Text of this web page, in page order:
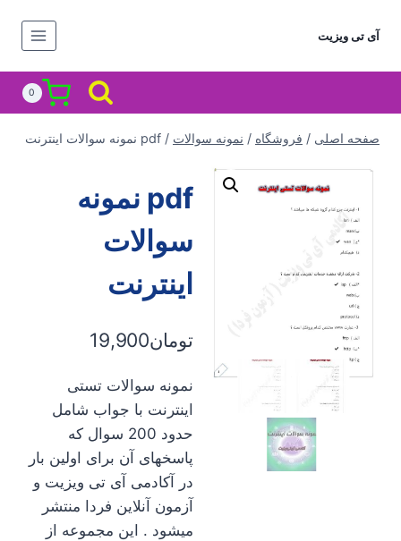
آی تی ویزیت
0
صفحه اصلی / فروشگاه / نمونه سوالات / pdf نمونه سوالات اینترنت
pdf نمونه
سوالات
اینترنت
تومان19,900
نمونه سوالات تستی
اینترنت با جواب شامل
حدود 200 سوال که
پاسخهای آن برای اولین بار
در آکادمی آی تی ویزیت و
آزمون آنلاین فردا منتشر
میشود . این مجموعه از